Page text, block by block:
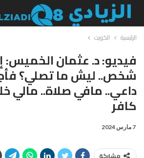
الرئيسية الكويت
فيديو: د. عثمان الخميس:
شخص.. ليش ما تصلي؟
داعي.. مافي صلاة.. مالي
كافر
7 مارس 2024